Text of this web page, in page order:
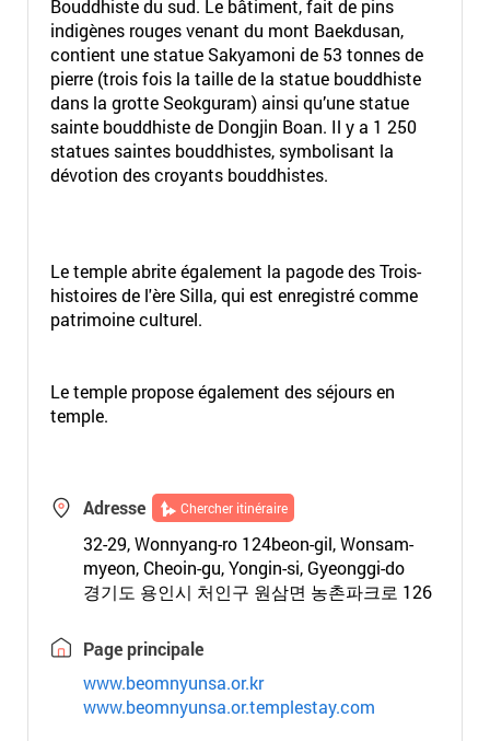
Bouddhiste du sud. Le bâtiment, fait de pins
indigènes rouges venant du mont Baekdusan,
contient une statue Sakyamoni de 53 tonnes de
pierre (trois fois la taille de la statue bouddhiste
dans la grotte Seokguram) ainsi qu’une statue
sainte bouddhiste de Dongjin Boan. Il y a 1 250
statues saintes bouddhistes, symbolisant la
dévotion des croyants bouddhistes.
Le temple abrite également la pagode des Trois-
histoires de l'ère Silla, qui est enregistré comme
patrimoine culturel.
Le temple propose également des séjours en
temple.
Adresse Chercher itinéraire
32-29, Wonnyang-ro 124beon-gil, Wonsam-
myeon, Cheoin-gu, Yongin-si, Gyeonggi-do
경기도 용인시 처인구 원삼면 농촌파크로 126
Page principale
www.beomnyunsa.or.kr
www.beomnyunsa.or.templestay.com